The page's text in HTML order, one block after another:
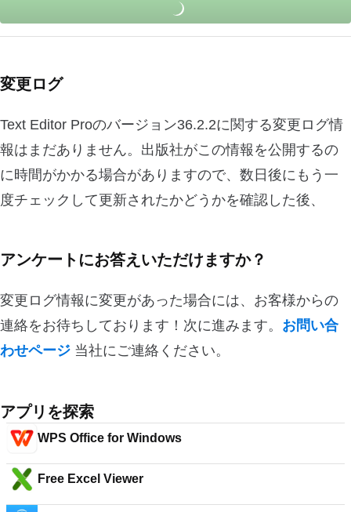
変更ログ
Text Editor Proのバージョン36.2.2に関する変更ログ情
報はまだありません。出版社がこの情報を公開するの
に時間がかかる場合がありますので、数日後にもう一
度チェックして更新されたかどうかを確認した後、
アンケートにお答えいただけますか？
変更ログ情報に変更があった場合には、お客様からの
連絡をお待ちしております！次に進みます。 お問い合
わせページ 当社にご連絡ください。
アプリを探索
WPS Office for Windows
Free Excel Viewer